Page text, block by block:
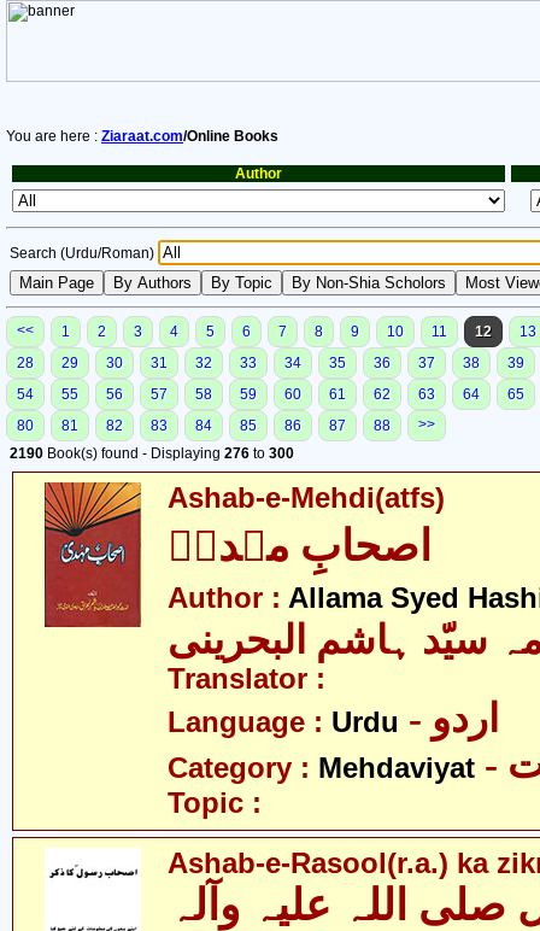
You are here : Ziaraat.com/Online Books
Author
Search (Urdu/Roman)
<< 1 2 3 4 5 6 7 8 9 10 11 12
13
28
29 30 31 32 33 34 35 36 37 38
39
54
55 56 57 58 59 60 61 62 63 64
65
80
81 82 83 84 85 86 87 88
>>
2190 Book(s) found - Displaying 276 to 300
Ashab-e-Mehdi(atfs)
اصحابِ مہدیؑ
Author : Allama Syed
سیّد ہاشم البحرینی
Translator :
Language : Urdu - اردو
Category : Mehdaviyat
Topic :
Ashab-e-Rasool(r.a.) ka
اللہ علیہ وآلہ